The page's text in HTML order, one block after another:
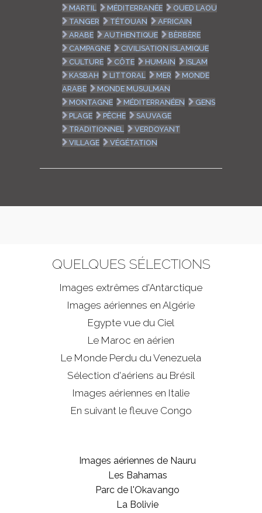
MARTIL
MÉDITERRANÉE
OUED LAOU
TANGER
TÉTOUAN
AFRICAIN
ARABE
AUTHENTIQUE
BÈRBÈRE
CAMPAGNE
CIVILISATION ISLAMIQUE
CULTURE
CÔTE HUMAIN
ISLAM
KASBAH
LITTORAL MER
MONDE
ARABE
MONDE MUSULMAN
MONTAGNE
MÉDITERRANÉEN
GENS
PLAGE
PÊCHE
SAUVAGE
TRADITIONNEL
VERDOYANT
VILLAGE
VÉGÉTATION
QUELQUES SÉLECTIONS
Images extrêmes d'Antarctique
Images aériennes en Algérie
Egypte vue du Ciel
Le Maroc en aérien
Le Monde Perdu du Venezuela
Sélection d'aériens au Brésil
Images aériennes en Italie
En suivant le fleuve Congo
Images aériennes de Nauru
Les Bahamas
Parc de l'Okavango
La Bolivie